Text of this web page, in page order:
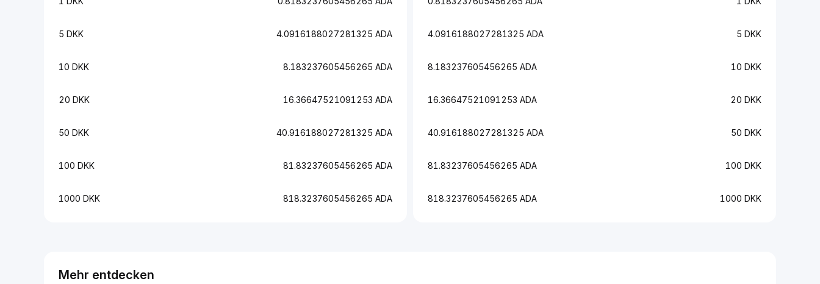
4.0916188027281325 ADA 5 DKK
8.183237605456265 ADA 10 DKK
16.36647521091253 ADA 20 DKK
40.916188027281325 ADA 50 DKK
81.83237605456265 ADA 100 DKK
818.3237605456265 ADA 1000 DKK
5 DKK 4.0916188027281325 ADA
10 DKK 8.183237605456265 ADA
20 DKK 16.36647521091253 ADA
50 DKK 40.916188027281325 ADA
100 DKK 81.83237605456265 ADA
1000 DKK 818.3237605456265 ADA
Mehr entdecken